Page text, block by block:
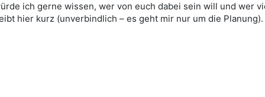
ich gerne wissen, wer von euch dabei sein will und wer
hier kurz (unverbindlich – es geht mir nur um die Planung).